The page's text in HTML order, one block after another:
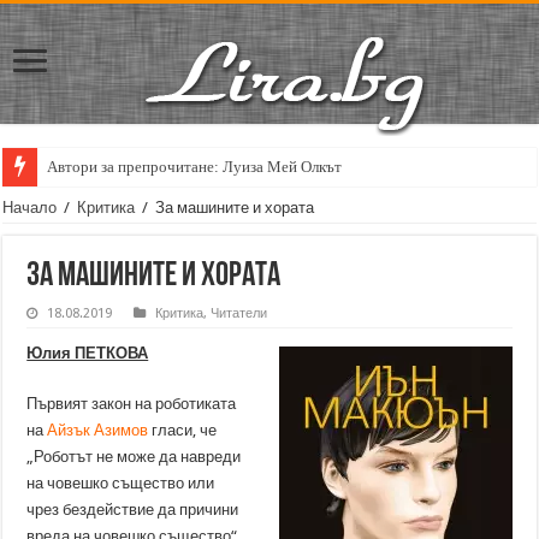
Автори за препрочитане: Луиза Мей Олкът
Начало / Критика / За машините и хората
За машините и хората
18.08.2019 Критика, Читатели
Юлия ПЕТКОВА
Първият закон на роботиката
наАйзък Азимов гласи, че
„Роботът не може да навреди
на човешко същество или
чрез бездействие да причини